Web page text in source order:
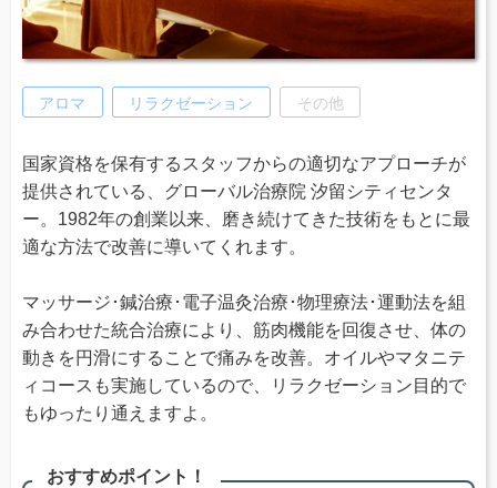
アロマ リラクゼーション その他
国家資格を保有するスタッフからの適切なアプローチが
提供されている、グローバル治療院 汐留シティセンタ
ー。1982年の創業以来、磨き続けてきた技術をもとに最
適な方法で改善に導いてくれます。
マッサージ･鍼治療･電子温灸治療･物理療法･運動法を組
み合わせた統合治療により、筋肉機能を回復させ、体の
動きを円滑にすることで痛みを改善。オイルやマタニテ
ィコースも実施しているので、リラクゼーション目的で
もゆったり通えますよ。
おすすめポイント！